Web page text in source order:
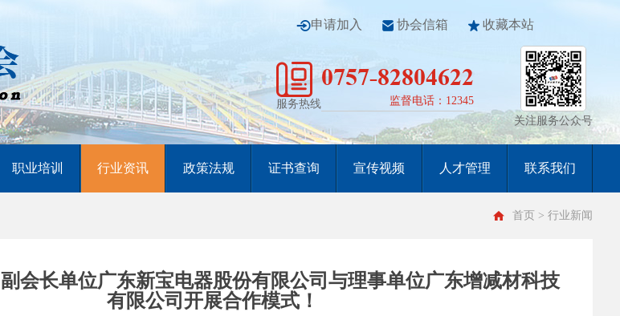
申请加入 协会信箱 收藏本站
服务热线
0757-82804622
监督电话：12345
关注服务公众号
职业培训 行业资讯 政策法规 证书查询 宣传视频 人才管理 联系我们
首页 > 行业新闻
会长单位广东新宝电器股份有限公司与理事单位广东增减材科技
有限公司开展合作模式！